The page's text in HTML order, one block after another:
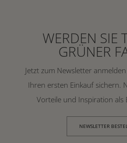
WERDEN SIE
GRÜNER
Jetzt zum Newsletter
Ihren ersten Einkauf sichern.
Vorteile und Inspiration als
NEWSLETTER